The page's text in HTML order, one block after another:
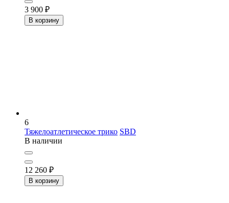
3 900 ₽
В корзину
6
Тяжелоатлетическое трико SBD
В наличии
12 260 ₽
В корзину